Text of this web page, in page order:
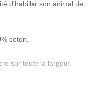
d'habiller son animal de
coton.
sur toute la largeur.